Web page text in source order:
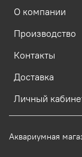
О компании
Производство
Контакты
Доставка
Личный
Аквариумная